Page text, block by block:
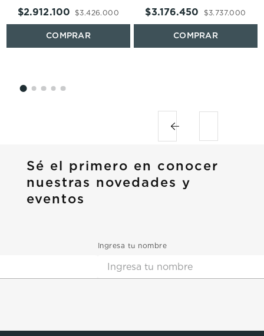
$3.426.000
$2.912.100 $3.737.000
$3.176.450
Sé el primero en conocer
nuestras novedades y
eventos
Ingresa tu nombre